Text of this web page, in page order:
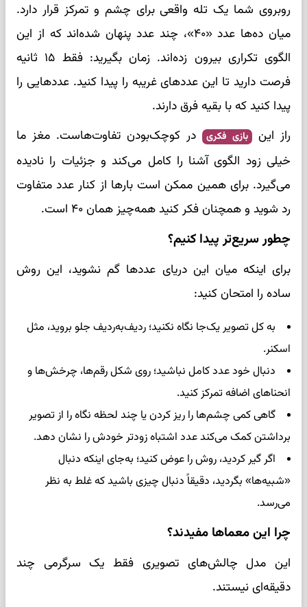
روبروی شما یک تله واقعی برای چشم و تمرکز قرار دارد.
میان ده‌ها عدد «۴۰»، چند عدد پنهان شده‌اند که از این
الگوی تکراری بیرون زده‌اند. زمان بگیرید: فقط ۱۵ ثانیه
فرصت دارید تا این عددهای غریبه را پیدا کنید. عددهایی را
پیدا کنید که با بقیه فرق دارند.
راز این
بازی فکری
در کوچک‌بودن تفاوت‌هاست. مغز ما
خیلی زود الگوی آشنا را کامل می‌کند و جزئیات را نادیده
می‌گیرد. برای همین ممکن است بارها از کنار عدد متفاوت
رد شوید و همچنان فکر کنید همه‌چیز همان ۴۰ است.
چطور سریع‌تر پیدا کنیم؟
برای اینکه میان این دریای عددها گم نشوید، این روش
ساده را امتحان کنید:
به کل تصویر یک‌جا نگاه نکنید؛ ردیف‌به‌ردیف جلو بروید، مثل
اسکنر.
دنبال خود عدد کامل نباشید؛ روی شکل رقم‌ها، چرخش‌ها و
انحناهای اضافه تمرکز کنید.
گاهی کمی چشم‌ها را ریز کردن یا چند لحظه نگاه را از تصویر
برداشتن کمک می‌کند عدد اشتباه زودتر خودش را نشان دهد.
اگر گیر کردید، روش را عوض کنید؛ به‌جای اینکه دنبال
«شبیه‌ها» بگردید، دقیقاً دنبال چیزی باشید که غلط به نظر
می‌رسد.
چرا این معماها مفیدند؟
این مدل چالش‌های تصویری فقط یک سرگرمی چند
دقیقه‌ای نیستند.